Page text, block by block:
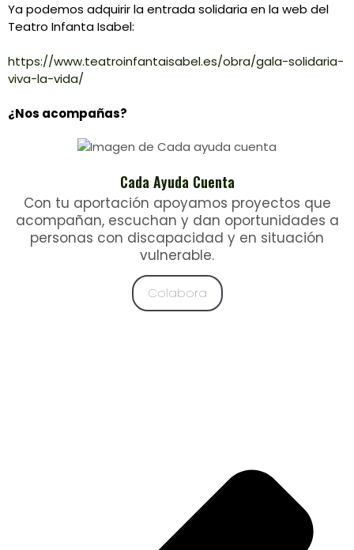
Ya podemos adquirir la entrada solidaria en la web del
Teatro Infanta Isabel:
https://www.teatroinfantaisabel.es/obra/gala-solidaria-
viva-la-vida/
¿Nos acompañas?
Cada Ayuda Cuenta
Con tu aportación apoyamos proyectos que
acompañan, escuchan y dan oportunidades a
personas con discapacidad y en situación
vulnerable.
Colabora